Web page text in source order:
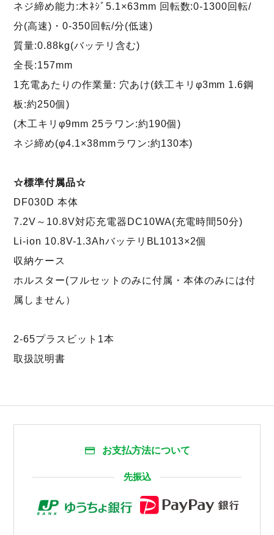
ネジ締め能力:木ﾈｼﾞ5.1×63mm 回転数:0-1300回転/
分(高速)・0-350回転/分(低速)
質量:0.88kg(バッテリ含む)
全長:157mm
1充電あたりの作業量: 穴あけ(鉄工キリφ3mm 1.6鋼
板:約250個)
(木工キリφ9mm 25ラワン:約190個)
ネジ締め(φ4.1×38mmラワン:約130本)
☆標準付属品☆
DF030D 本体
7.2V～10.8V対応充電器DC10WA(充電時間50分)
Li-ion 10.8V-1.3AhバッテリBL1013×2個
収納ケース
ホルスター(フルセットのみに付属・本体のみには付
属しません）
2-65プラスビット1本
取扱説明書
お支払方法について
先振込